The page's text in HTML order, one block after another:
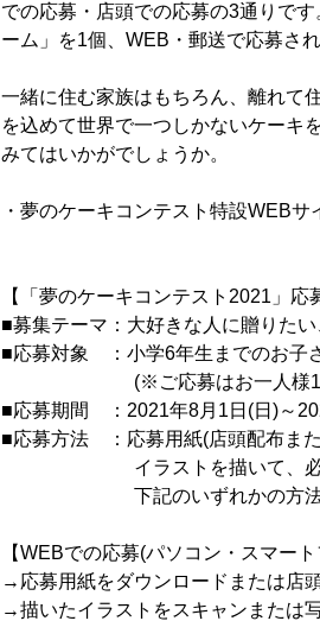
での応募・店頭での応募の3通りで
ーム」を1個、WEB・郵送で応募さ
一緒に住む家族はもちろん、離れて
を込めて世界で一つしかないケーキ
みてはいかがでしょうか。
・夢のケーキコンテスト特設WEBサ
【「夢のケーキコンテスト2021」応
■募集テーマ：大好きな人に贈りた
■応募対象 ：小学6年生までのお子
(※ご応募はお一人様1点と
■応募期間 ：2021年8月1日(日)～
■応募方法 ：応募用紙(店頭配布ま
イラストを描いて、必要事
下記のいずれかの方法でご
【WEBでの応募(パソコン・スマート
→応募用紙をダウンロードまたは店
→描いたイラストをスキャンまたは